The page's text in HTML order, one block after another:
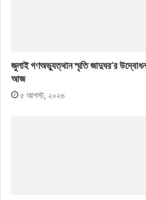
জুলাই গণঅভ্যুত্থান স্মৃতি জাদুঘর’র উদ্বোধন
আজ
৫ আগস্ট, ২০২৬